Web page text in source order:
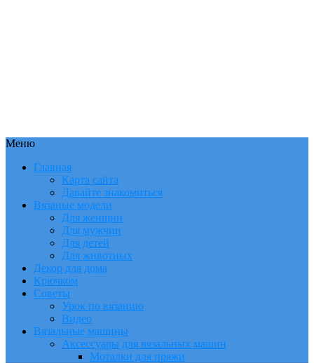
Меню
Главная
Карта сайта
Давайте знакомиться
Вязаные модели
Для женщин
Для мужчин
Для детей
Для животных
Декор для дома
Крючком
Советы
Урок по вязанию
Видео
Вязальные машины
Аксессуары для вязальных машин
Моталки для пряжи